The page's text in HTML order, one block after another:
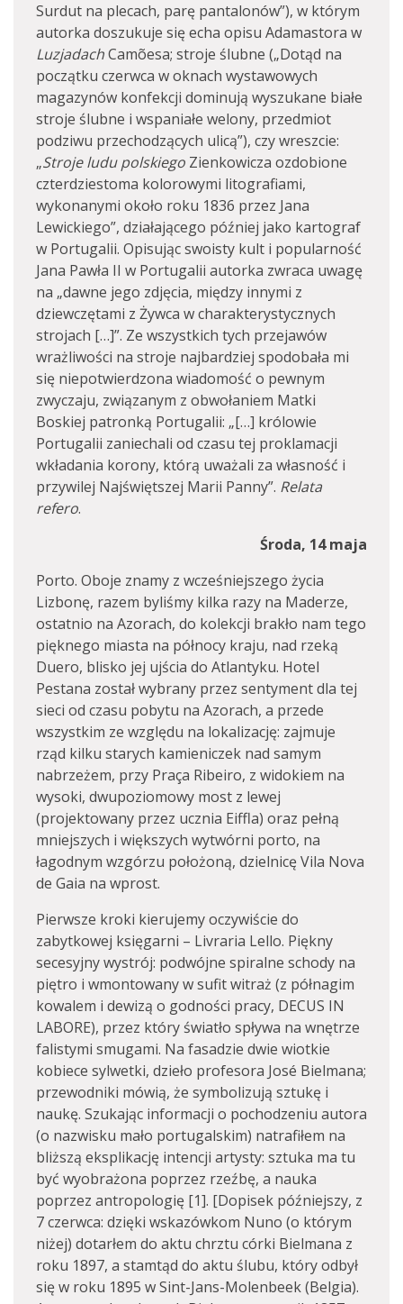
Surdut na plecach, parę pantalonów”), w którym
autorka doszukuje się echa opisu Adamastora w
LuzjadachCamõesa; stroje ślubne („Dotąd na
początku czerwca w oknach wystawowych
magazynów konfekcji dominują wyszukane białe
stroje ślubne i wspaniałe welony, przedmiot
podziwu przechodzących ulicą”), czy wreszcie:
„Stroje ludu polskiego Zienkowicza ozdobione
czterdziestoma kolorowymi litografiami,
wykonanymi około roku 1836 przez Jana
Lewickiego”, działającego później jako kartograf
w Portugalii. Opisując swoisty kult i popularność
Jana Pawła II w Portugalii autorka zwraca uwagę
na „dawne jego zdjęcia, między innymi z
dziewczętami z Żywca w charakterystycznych
strojach […]”. Ze wszystkich tych przejawów
wrażliwości na stroje najbardziej spodobała mi
się niepotwierdzona wiadomość o pewnym
zwyczaju, związanym z obwołaniem Matki
Boskiej patronką Portugalii: „[…] królowie
Portugalii zaniechali od czasu tej proklamacji
wkładania korony, którą uważali za własność i
przywilej Najświętszej Marii Panny”. Relata
refero.
Środa, 14 maja
Porto. Oboje znamy z wcześniejszego życia
Lizbonę, razem byliśmy kilka razy na Maderze,
ostatnio na Azorach, do kolekcji brakło nam tego
pięknego miasta na północy kraju, nad rzeką
Duero, blisko jej ujścia do Atlantyku. Hotel
Pestana został wybrany przez sentyment dla tej
sieci od czasu pobytu na Azorach, a przede
wszystkim ze względu na lokalizację: zajmuje
rząd kilku starych kamieniczek nad samym
nabrzeżem, przy Praça Ribeiro, z widokiem na
wysoki, dwupoziomowy most z lewej
(projektowany przez ucznia Eiffla) oraz pełną
mniejszych i większych wytwórni porto, na
łagodnym wzgórzu położoną, dzielnicę Vila Nova
de Gaia na wprost.
Pierwsze kroki kierujemy oczywiście do
zabytkowej księgarni – Livraria Lello. Piękny
secesyjny wystrój: podwójne spiralne schody na
piętro i wmontowany w sufit witraż (z półnagim
kowalem i dewizą o godności pracy, DECUS IN
LABORE), przez który światło spływa na wnętrze
falistymi smugami. Na fasadzie dwie wiotkie
kobiece sylwetki, dzieło profesora José Bielmana;
przewodniki mówią, że symbolizują sztukę i
naukę. Szukając informacji o pochodzeniu autora
(o nazwisku mało portugalskim) natrafiłem na
bliższą eksplikację intencji artysty: sztuka ma tu
być wyobrażona poprzez rzeźbę, a nauka
poprzez antropologię [1]. [Dopisek późniejszy, z
7 czerwca: dzięki wskazówkom Nuno (o którym
niżej) dotarłem do aktu chrztu córki Bielmana z
roku 1897, a stamtąd do aktu ślubu, który odbył
się w roku 1895 w Sint-Jans-Molenbeek (Belgia).